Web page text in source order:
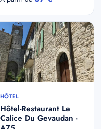
HÔTEL
Hôtel-Restaurant Le
Calice Du Gevaudan -